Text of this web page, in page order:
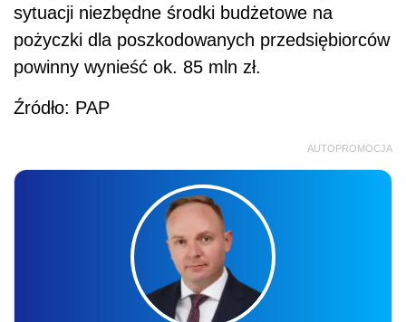
sytuacji niezbędne środki budżetowe na
pożyczki dla poszkodowanych przedsiębiorców
powinny wynieść ok. 85 mln zł.
Źródło: PAP
AUTOPROMOCJA